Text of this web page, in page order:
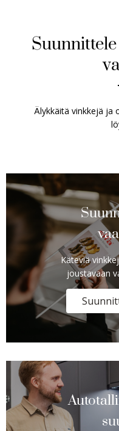
Älykkäitä vinkkejä ja
Käteviä
joustavaan